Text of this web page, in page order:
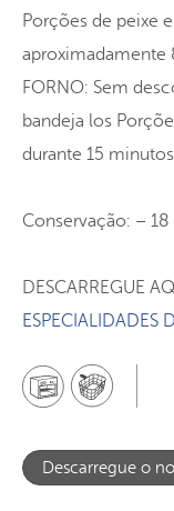
Porções de peixe
aproximadamente
FORNO: Sem
bandeja los
durante 15
Conservação: – 18
DESCARREGUE
ESPECIALIDADES
Descarregue o